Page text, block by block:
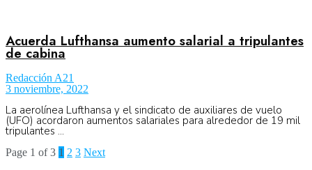
Acuerda Lufthansa aumento salarial a tripulantes
de cabina
Redacción A21
3 noviembre, 2022
La aerolínea Lufthansa y el sindicato de auxiliares de vuelo
(UFO) acordaron aumentos salariales para alrededor de 19 mil
tripulantes ...
Page 1 of 3 1 2 3 Next